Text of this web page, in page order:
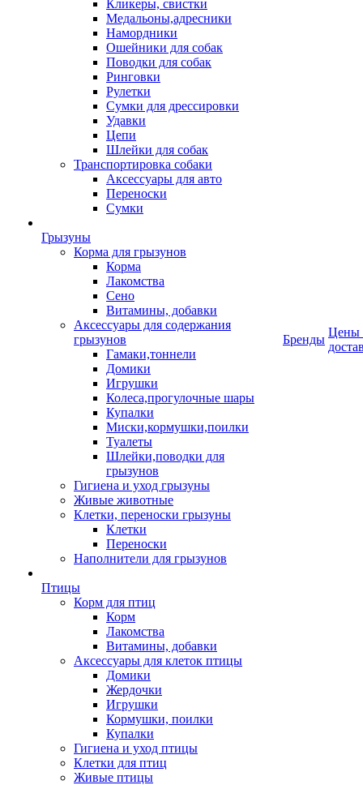
Кликеры, свистки
Медальоны,адресники
Намордники
Ошейники для собак
Поводки для собак
Ринговки
Рулетки
Сумки для дрессировки
Удавки
Цепи
Шлейки для собак
Транспортировка собаки
Аксессуары для авто
Переноски
Сумки
Грызуны
Корма для грызунов
Корма
Лакомства
Сено
Витамины, добавки
Аксессуары для содержания
грызунов
Гамаки,тоннели
Домики
Игрушки
Колеса,прогулочные шары
Купалки
Миски,кормушки,поилки
Туалеты
Шлейки,поводки для
грызунов
Гигиена и уход грызуны
Живые животные
Клетки, переноски грызуны
Клетки
Переноски
Наполнители для грызунов
Птицы
Корм для птиц
Корм
Лакомства
Витамины, добавки
Аксессуары для клеток птицы
Домики
Жердочки
Игрушки
Кормушки, поилки
Купалки
Гигиена и уход птицы
Клетки для птиц
Живые птицы
Бренды
Цены